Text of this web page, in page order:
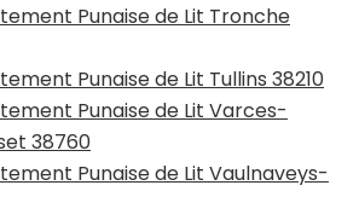
Punaise de Lit Tronche
Punaise de Lit Tullins 38210
Punaise de Lit Varces-
38760
Punaise de Lit Vaulnaveys-